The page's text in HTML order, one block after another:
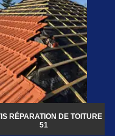
RÉPARATION DE TOITURE
51